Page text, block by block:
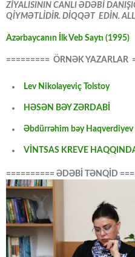
ZİYALISININ CANLI ƏDƏBİ
QİYMƏTLİDİR. DİQQƏT EDİN.
Azərbaycanın İlk Veb Saytı (1995)
========= ÖRNƏK YAZARLAR
Lev Nikolayeviç Tolstoy
HƏSƏN BƏY ZƏRDABİ
Əbdürrəhim bəy Haqverdiyev
VİNTSAS KREVE
========== ƏDƏBİ TƏNQİD